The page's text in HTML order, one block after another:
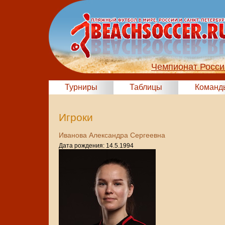
Чемпионат
Турниры Таблицы
Игроки
Иванова Александра Сергеевна
Дата рождения: 14.5.1994